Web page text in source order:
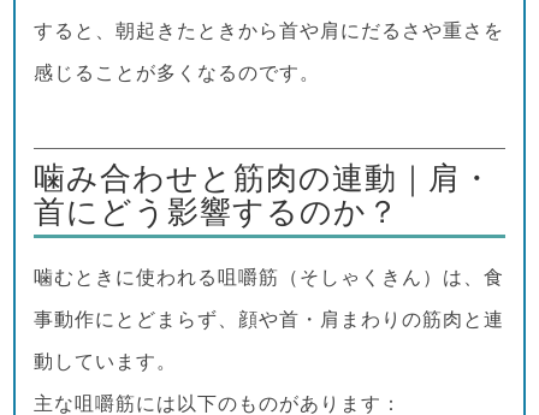
すると、朝起きたときから首や肩にだるさや重さを
感じることが多くなるのです。
噛み合わせと筋肉の連動｜肩・
首にどう影響するのか？
噛むときに使われる咀嚼筋（そしゃくきん）は、食
事動作にとどまらず、顔や首・肩まわりの筋肉と連
動しています。
主な咀嚼筋には以下のものがあります：